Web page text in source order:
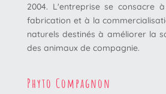
2004. L'entreprise se consacre
fabrication et à la
naturels destinés à améliorer la
des animaux de compagnie.
Phyto Compagnon